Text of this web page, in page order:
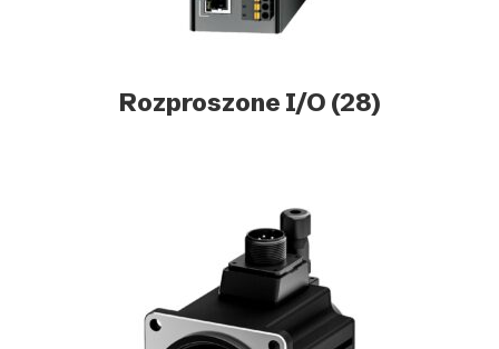
Rozproszone I/O (28)